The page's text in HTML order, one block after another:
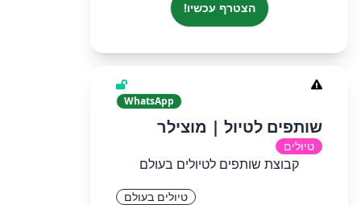
הצטרף עכשיו!
WhatsApp
שותפים לטיול | מוצילר
טיולים
קבוצת שותפים לטיולים בעולם
טיולים בעולם